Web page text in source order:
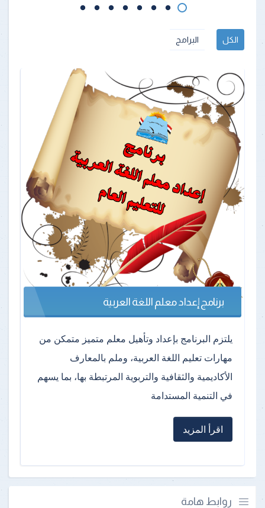
الكل البرامج
برنامج إعداد معلم اللغة العربية
يلتزم البرنامج بإعداد وتأهيل معلم متميز متمكن من
مهارات تعليم اللغة العربية، وملم بالمعارف
الأكاديمية والثقافية والتربوية المرتبطة بها، بما يسهم
في التنمية المستدامة
اقرأ المزيد
روابط هامة